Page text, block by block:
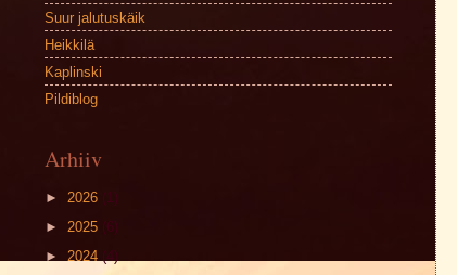
Suur jalutuskäik
Heikkilä
Kaplinski
Pildiblog
Arhiiv
► 2026 (1)
► 2025 (6)
► 2024 (4)